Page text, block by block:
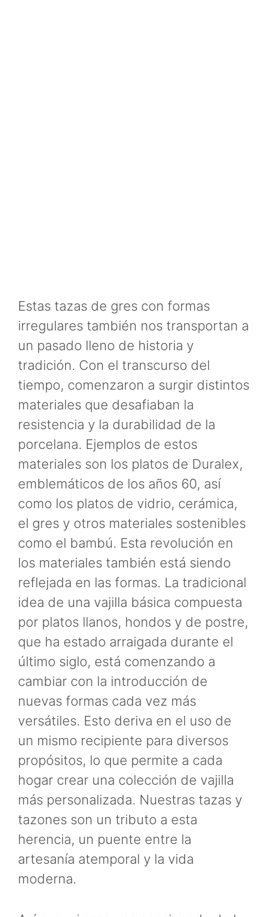
Estas tazas de gres con formas
irregulares también nos transportan a
un pasado lleno de historia y
tradición. Con el transcurso del
tiempo, comenzaron a surgir distintos
materiales que desafiaban la
resistencia y la durabilidad de la
porcelana. Ejemplos de estos
materiales son los platos de Duralex,
emblemáticos de los años 60, así
como los platos de vidrio, cerámica,
el gres y otros materiales sostenibles
como el bambú. Esta revolución en
los materiales también está siendo
reflejada en las formas. La tradicional
idea de una vajilla básica compuesta
por platos llanos, hondos y de postre,
que ha estado arraigada durante el
último siglo, está comenzando a
cambiar con la introducción de
nuevas formas cada vez más
versátiles. Esto deriva en el uso de
un mismo recipiente para diversos
propósitos, lo que permite a cada
hogar crear una colección de vajilla
más personalizada. Nuestras tazas y
tazones son un tributo a esta
herencia, un puente entre la
artesanía atemporal y la vida
moderna.